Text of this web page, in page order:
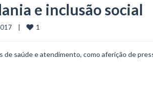
e inclusão social
|
1
saúde e atendimento, como aferição de